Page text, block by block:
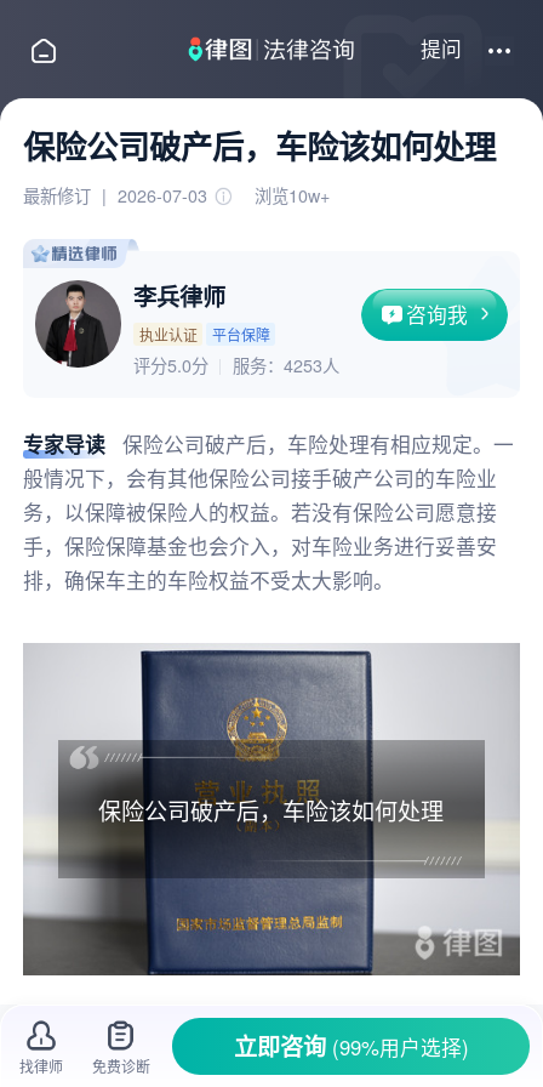
提问
保险公司破产后，车险该如何处理
最新修订 | 2026-07-03 浏览10w+
李兵律师
执业认证 平台保障
咨询我
评分5.0分 服务： 4253人
专家导读
保险公司破产后，车险处理有相应规定。一
般情况下，会有其他保险公司接手破产公司的车险业
务，以保障被保险人的权益。若没有保险公司愿意接
手，保险保障基金也会介入，对车险业务进行妥善安
排，确保车主的车险权益不受太大影响。
保险公司破产后，车险该如何处理
买了车险，心里就像有了个保障，开车上路
也更安心。但要是保险公司突然破产了，这车险
找律师 免费诊断
立即咨询 (99%用户选择)